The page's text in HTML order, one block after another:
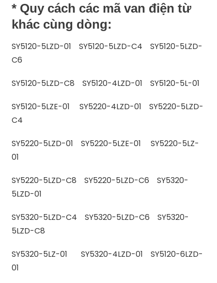
* Quy cách các mã van điện từ
khác cùng dòng:
SY5120-5LZD-01 SY5120-5LZD-C4 SY5120-5LZD-
C6
SY5120-5LZD-C8 SY5120-4LZD-01 SY5120-5L-01
SY5120-5LZE-01 SY5220-4LZD-01 SY5220-5LZD-
C4
SY5220-5LZD-01 SY5220-5LZE-01 SY5220-5LZ-
01
SY5220-5LZD-C8 SY5220-5LZD-C6 SY5320-
5LZD-01
SY5320-5LZD-C4 SY5320-5LZD-C6 SY5320-
5LZD-C8
SY5320-5LZ-01 SY5320-4LZD-01 SY5120-6LZD-
01